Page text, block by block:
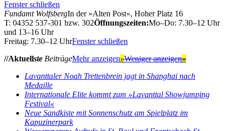
Fenster schließen
Fundamt WolfsbergIn der »Alten Post«, Hoher Platz 16
T: 04352 537-301 bzw. 302Öffnungszeiten:Mo–Do: 7.30–12 Uhr
und 13–16 Uhr
Freitag: 7.30–12 UhrFenster schließen
//Aktuellste BeiträgeMehr anzeigen»Weniger anzeigen»
Lavanttaler Noah Trettenbrein jagt in Shanghai nach
Medaille
Internationale Elite kommt zum »Lavanttal Showjumping
Festival«
Neue Sandkiste mit Sonnenschutz am Spielplatz im
Kapuzinerpark